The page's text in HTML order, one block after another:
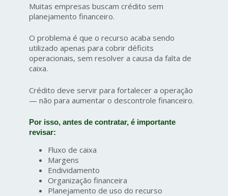
Muitas empresas buscam crédito sem
planejamento financeiro.
O problema é que o recurso acaba sendo
utilizado apenas para cobrir déficits
operacionais, sem resolver a causa da falta de
caixa.
Crédito deve servir para fortalecer a operação
— não para aumentar o descontrole financeiro.
Por isso, antes de contratar, é importante
revisar:
Fluxo de caixa
Margens
Endividamento
Organização financeira
Planejamento de uso do recurso